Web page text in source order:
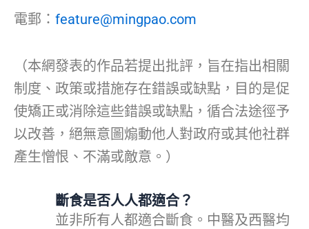
電郵： feature@mingpao.com
（本網發表的作品若提出批評，旨在指出相關
制度、政策或措施存在錯誤或缺點，目的是促
使矯正或消除這些錯誤或缺點，循合法途徑予
以改善，絕無意圖煽動他人對政府或其他社群
產生憎恨、不滿或敵意。）
斷食是否人人都適合？
並非所有人都適合斷食。中醫及西醫均